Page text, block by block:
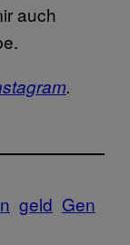
auch
.
geld Gen